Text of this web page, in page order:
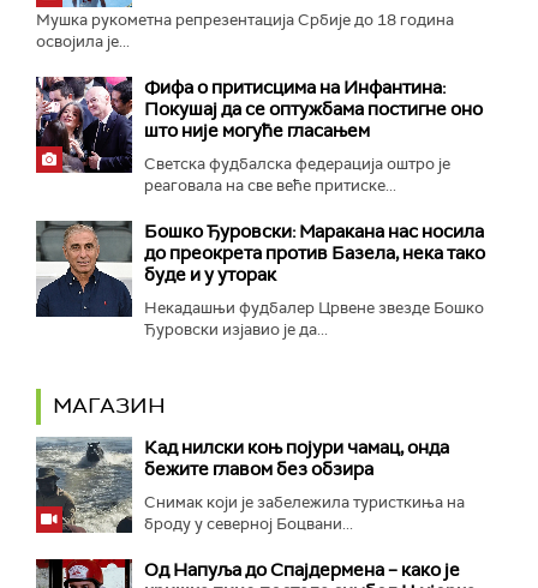
Мушка рукометна репрезентација Србије до 18 година
освојила је...
Фифа о притисцима на Инфантина:
Покушај да се оптужбама постигне оно
што није могуће гласањем
Светска фудбалска федерација оштро је
реаговала на све веће притиске...
Бошко Ђуровски: Маракана нас носила
до преокрета против Базела, нека тако
буде и у уторак
Некадашњи фудбалер Црвене звезде Бошко
Ђуровски изјавио је да...
МАГАЗИН
Кад нилски коњ појури чамац, онда
бежите главом без обзира
Снимак који је забележила туристкиња на
броду у северној Боцвани...
Од Напуља до Спајдермена – како је